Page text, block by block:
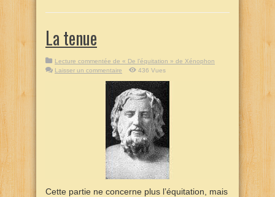
La tenue
Lecture commentée de « De l’équitation » de Xénophon
Laisser un commentaire
436 Vues
Cette partie ne concerne plus l’équitation, mais